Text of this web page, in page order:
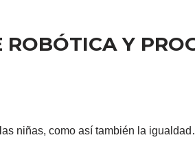
Y
niñas, como así también la